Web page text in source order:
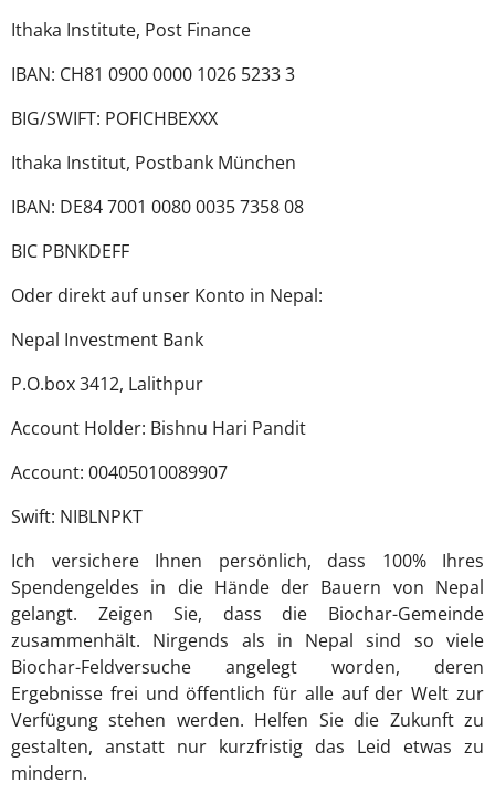
Ithaka Institute, Post Finance
IBAN: CH81 0900 0000 1026 5233 3
BIG/SWIFT: POFICHBEXXX
Ithaka Institut, Postbank München
IBAN: DE84 7001 0080 0035 7358 08
BIC PBNKDEFF
Oder direkt auf unser Konto in Nepal:
Nepal Investment Bank
P.O.box 3412, Lalithpur
Account Holder: Bishnu Hari Pandit
Account: 00405010089907
Swift: NIBLNPKT
Ich versichere Ihnen persönlich, dass 100% Ihres
Spendengeldes in die Hände der Bauern von Nepal
gelangt. Zeigen Sie, dass die Biochar-Gemeinde
zusammenhält. Nirgends als in Nepal sind so viele
Biochar-Feldversuche angelegt worden, deren
Ergebnisse frei und öffentlich für alle auf der Welt zur
Verfügung stehen werden. Helfen Sie die Zukunft zu
gestalten, anstatt nur kurzfristig das Leid etwas zu
mindern.